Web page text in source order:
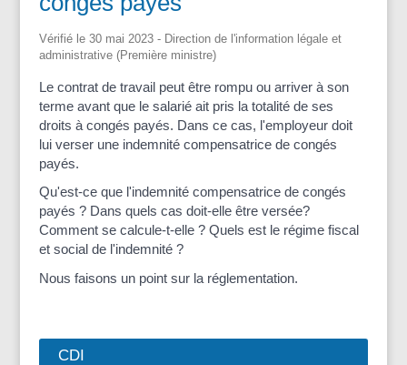
Vérifié le 30 mai 2023 - Direction de l'information légale et
administrative (Première ministre)
Le contrat de travail peut être rompu ou arriver à son
terme avant que le salarié ait pris la totalité de ses
droits à congés payés. Dans ce cas, l'employeur doit
lui verser une indemnité compensatrice de congés
payés.
Qu'est-ce que l'indemnité compensatrice de congés
payés ? Dans quels cas doit-elle être versée?
Comment se calcule-t-elle ? Quels est le régime fiscal
et social de l'indemnité ?
Nous faisons un point sur la réglementation.
CDI